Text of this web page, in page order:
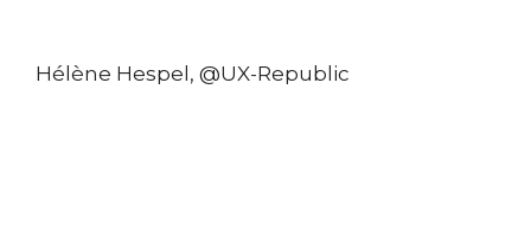
Hélène Hespel, @UX-Republic